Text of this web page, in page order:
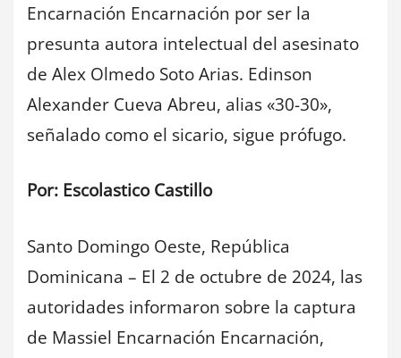
Encarnación Encarnación por ser la
presunta autora intelectual del asesinato
de Alex Olmedo Soto Arias. Edinson
Alexander Cueva Abreu, alias «30-30»,
señalado como el sicario, sigue prófugo.
Por: Escolastico Castillo
Santo Domingo Oeste, República
Dominicana – El 2 de octubre de 2024, las
autoridades informaron sobre la captura
de Massiel Encarnación Encarnación,